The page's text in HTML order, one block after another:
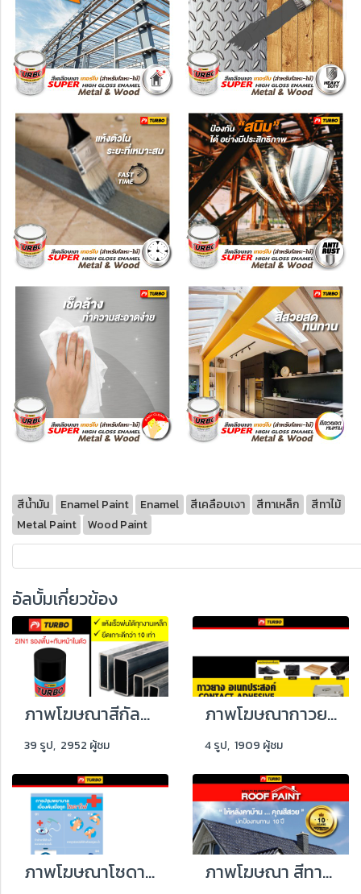
สีน้ำมัน Enamel Paint Enamel สีเคลือบเงา สีทาเหล็ก
สีทาไม้
Metal Paint
Wood Paint
อัลบั้มเกี่ยวข้อง
ภาพโฆษณาสีกัลวาไนซ์
39 รูป, 2952 ผู้ชม
ภาพโฆษณากาวยาง
4 รูป, 1909 ผู้ชม
ภาพโฆษณาโซดาไฟ ภาพโฆษณา สีทาหลังคา